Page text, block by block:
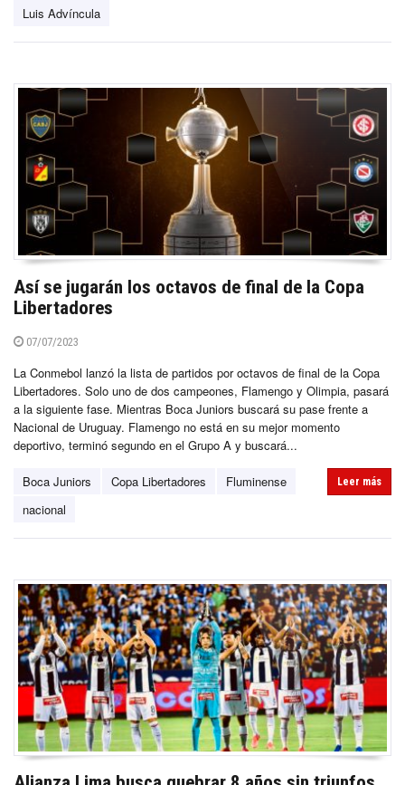
Luis Advíncula
Así se jugarán los octavos de final de la Copa
Libertadores
07/07/2023
La Conmebol lanzó la lista de partidos por octavos de final de la Copa
Libertadores. Solo uno de dos campeones, Flamengo y Olimpia, pasará
a la siguiente fase. Mientras Boca Juniors buscará su pase frente a
Nacional de Uruguay. Flamengo no está en su mejor momento
deportivo, terminó segundo en el Grupo A y buscará...
Boca Juniors Copa Libertadores
Fluminense
nacional
Leer más